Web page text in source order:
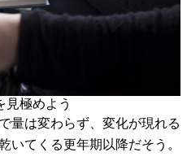
見極めよう
量は変わらず、変化が現れる
いてくる更年期以降だそう。